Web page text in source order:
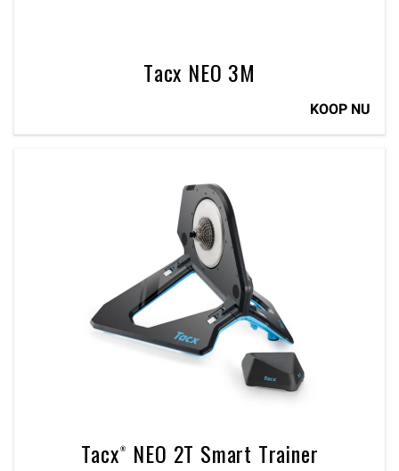
Tacx NEO 3M
KOOP NU
Tacx® NEO 2T Smart Trainer